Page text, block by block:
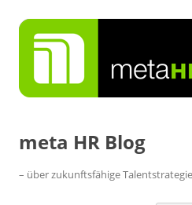
Inhalt
springen
meta HR Blog
– über zukunftsfähige